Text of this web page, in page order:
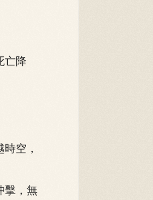
亡降
空，
擊，無